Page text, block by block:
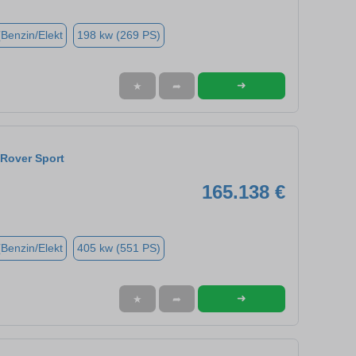
Elekt 198 kw (269 PS)
★ ➦ ➜
Sport
165.138 €
Elekt 405 kw (551 PS)
★ ➦ ➜